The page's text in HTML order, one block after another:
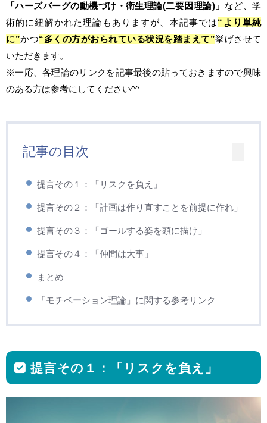
「ハーズバーグの動機づけ・衛生理論(二要因理論)」 など、学
術的に紐解かれた理論もありますが、本記事では“より単純
に”かつ“多くの方がおられている状況を踏まえて”挙げさせて
いただきます。
※一応、各理論のリンクを記事最後の貼っておきますので興味
のある方は参考にしてください^^
記事の目次
提言その１：「リスクを負え」
提言その２：「計画は作り直すことを前提に作れ」
提言その３：「ゴールする姿を頭に描け」
提言その４：「仲間は大事」
まとめ
「モチベーション理論」に関する参考リンク
提言その１：「リスクを負え」